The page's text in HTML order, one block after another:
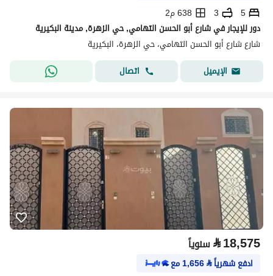
5
3
638 م2
دور للإيجار في شارع أبو الحسن التهامي, حي الزهرة, مدينة البكيرية
شارع شارع أبو الحسن التهامي، حي الزهرة، البكيرية
الإيميل
اتصال
⃁18,575 سنوياً
ادفع شهرياً⃁
1,656مع